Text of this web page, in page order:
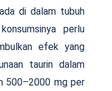
di dalam tubuh
perlu
efek yang
taurin dalam
500–2000 mg per